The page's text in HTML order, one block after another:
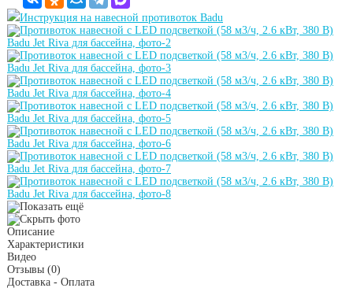
Инструкция на навесной противоток Badu
Описание
Характеристики
Видео
Отзывы (0)
Доставка - Оплата